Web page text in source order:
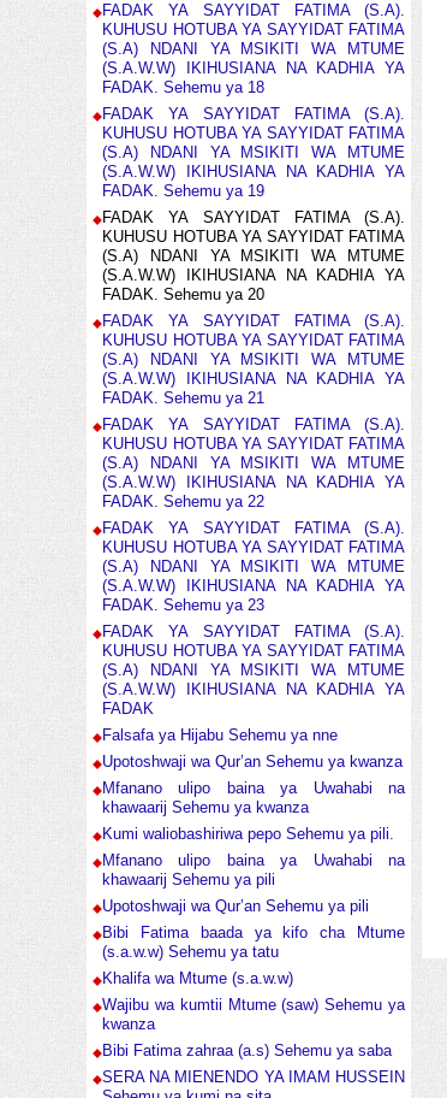
FADAK YA SAYYIDAT FATIMA (S.A).
KUHUSU HOTUBA YA SAYYIDAT FATIMA
(S.A) NDANI YA MSIKITI WA MTUME
(S.A.W.W) IKIHUSIANA NA KADHIA YA
FADAK. Sehemu ya 18
FADAK YA SAYYIDAT FATIMA (S.A).
KUHUSU HOTUBA YA SAYYIDAT FATIMA
(S.A) NDANI YA MSIKITI WA MTUME
(S.A.W.W) IKIHUSIANA NA KADHIA YA
FADAK. Sehemu ya 19
FADAK YA SAYYIDAT FATIMA (S.A).
KUHUSU HOTUBA YA SAYYIDAT FATIMA
(S.A) NDANI YA MSIKITI WA MTUME
(S.A.W.W) IKIHUSIANA NA KADHIA YA
FADAK. Sehemu ya 20
FADAK YA SAYYIDAT FATIMA (S.A).
KUHUSU HOTUBA YA SAYYIDAT FATIMA
(S.A) NDANI YA MSIKITI WA MTUME
(S.A.W.W) IKIHUSIANA NA KADHIA YA
FADAK. Sehemu ya 21
FADAK YA SAYYIDAT FATIMA (S.A).
KUHUSU HOTUBA YA SAYYIDAT FATIMA
(S.A) NDANI YA MSIKITI WA MTUME
(S.A.W.W) IKIHUSIANA NA KADHIA YA
FADAK. Sehemu ya 22
FADAK YA SAYYIDAT FATIMA (S.A).
KUHUSU HOTUBA YA SAYYIDAT FATIMA
(S.A) NDANI YA MSIKITI WA MTUME
(S.A.W.W) IKIHUSIANA NA KADHIA YA
FADAK. Sehemu ya 23
FADAK YA SAYYIDAT FATIMA (S.A).
KUHUSU HOTUBA YA SAYYIDAT FATIMA
(S.A) NDANI YA MSIKITI WA MTUME
(S.A.W.W) IKIHUSIANA NA KADHIA YA
FADAK
Falsafa ya Hijabu Sehemu ya nne
Upotoshwaji wa Qur’an Sehemu ya kwanza
Mfanano ulipo baina ya Uwahabi na
khawaarij Sehemu ya kwanza
Kumi waliobashiriwa pepo Sehemu ya pili.
Mfanano ulipo baina ya Uwahabi na
khawaarij Sehemu ya pili
Upotoshwaji wa Qur’an Sehemu ya pili
Bibi Fatima baada ya kifo cha Mtume
(s.a.w.w) Sehemu ya tatu
Khalifa wa Mtume (s.a.w.w)
Wajibu wa kumtii Mtume (saw) Sehemu ya
kwanza
Bibi Fatima zahraa (a.s) Sehemu ya saba
SERA NA MIENENDO YA IMAM HUSSEIN